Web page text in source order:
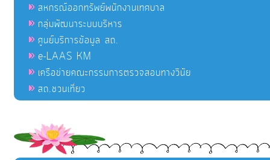
สหกรณ์ออกทรัพย์พนักงานเทศบาล
กลุ่มพัฒนาระบบบริหาร
ศูนย์บริการข้อมูล สถ.
e-LAAS KM
เครือข่ายคณะกรรมการตรวจสอบทางวินัย
สถ.ชวนเที่ยว